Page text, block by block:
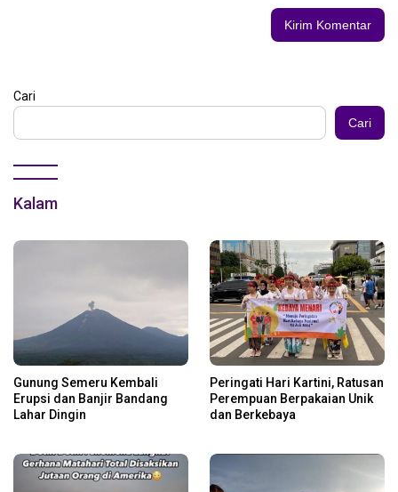
Cari
Cari
Kalam
Gunung Semeru Kembali
Erupsi dan Banjir Bandang
Lahar Dingin
Peringati Hari Kartini, Ratusan
Perempuan Berpakaian Unik
dan Berkebaya